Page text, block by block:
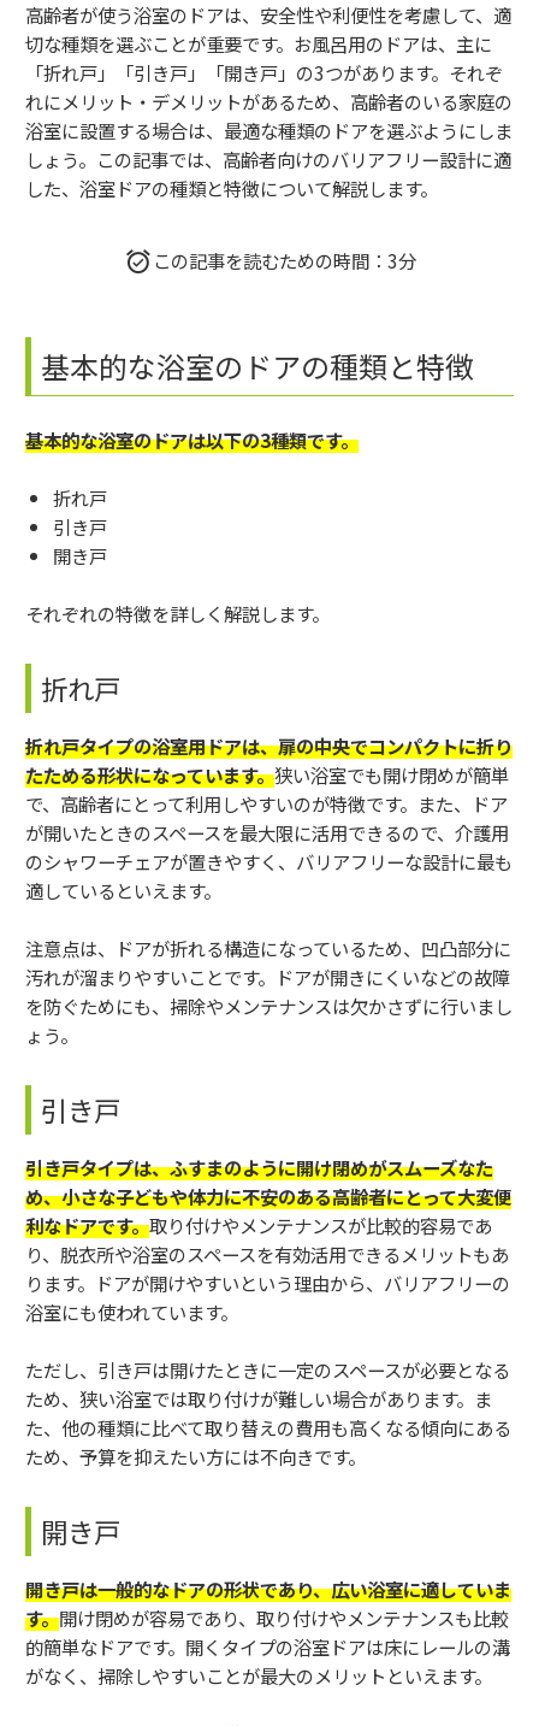
高齢者が使う浴室のドアは、安全性や利便性を考慮して、適
切な種類を選ぶことが重要です。お風呂用のドアは、主に
「折れ戸」「引き戸」「開き戸」の3つがあります。それぞ
れにメリット・デメリットがあるため、高齢者のいる家庭の
浴室に設置する場合は、最適な種類のドアを選ぶようにしま
しょう。この記事では、高齢者向けのバリアフリー設計に適
した、浴室ドアの種類と特徴について解説します。
この記事を読むための時間：3分
基本的な浴室のドアの種類と特徴
基本的な浴室のドアは以下の3種類です。
折れ戸
引き戸
開き戸
それぞれの特徴を詳しく解説します。
折れ戸
折れ戸タイプの浴室用ドアは、扉の中央でコンパクトに折り
たためる形状になっています。狭い浴室でも開け閉めが簡単
で、高齢者にとって利用しやすいのが特徴です。また、ドア
が開いたときのスペースを最大限に活用できるので、介護用
のシャワーチェアが置きやすく、バリアフリーな設計に最も
適しているといえます。
注意点は、ドアが折れる構造になっているため、凹凸部分に
汚れが溜まりやすいことです。ドアが開きにくいなどの故障
を防ぐためにも、掃除やメンテナンスは欠かさずに行いまし
ょう。
引き戸
引き戸タイプは、ふすまのように開け閉めがスムーズなた
め、小さな子どもや体力に不安のある高齢者にとって大変便
利なドアです。取り付けやメンテナンスが比較的容易であ
り、脱衣所や浴室のスペースを有効活用できるメリットもあ
ります。ドアが開けやすいという理由から、バリアフリーの
浴室にも使われています。
ただし、引き戸は開けたときに一定のスペースが必要となる
ため、狭い浴室では取り付けが難しい場合があります。ま
た、他の種類に比べて取り替えの費用も高くなる傾向にある
ため、予算を抑えたい方には不向きです。
開き戸
開き戸は一般的なドアの形状であり、広い浴室に適していま
す。開け閉めが容易であり、取り付けやメンテナンスも比較
的簡単なドアです。開くタイプの浴室ドアは床にレールの溝
がなく、掃除しやすいことが最大のメリットといえます。